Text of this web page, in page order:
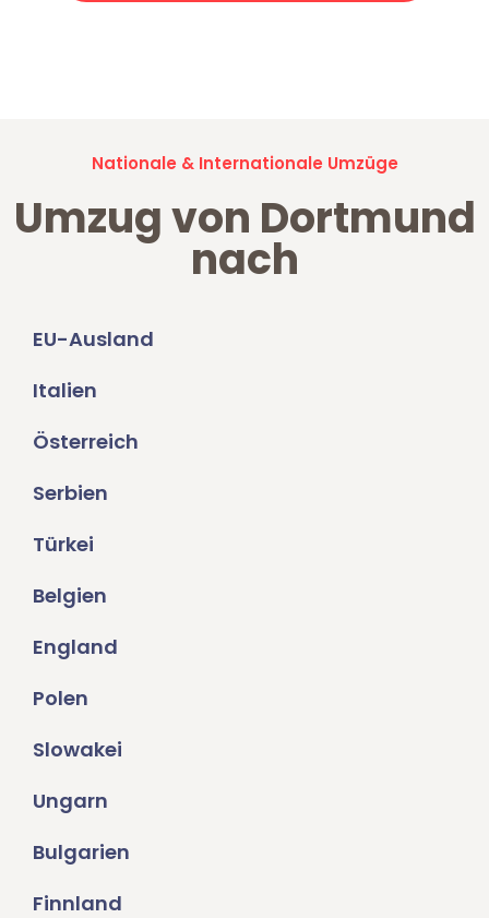
Nationale & Internationale Umzüge
Umzug von Dortmund
nach
EU-Ausland
Italien
Österreich
Serbien
Türkei
Belgien
England
Polen
Slowakei
Ungarn
Bulgarien
Finnland